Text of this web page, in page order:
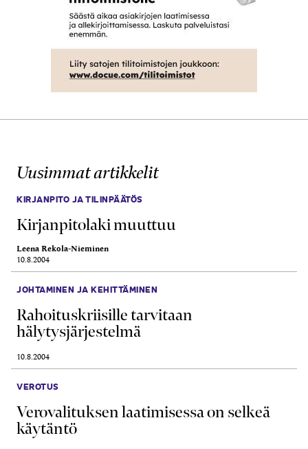
Uusimmat artikkelit
KIRJANPITO JA TILINPÄÄTÖS
Kirjanpitolaki muuttuu
Leena Rekola-Nieminen
10.8.2004
JOHTAMINEN JA KEHITTÄMINEN
Rahoituskriisille tarvitaan
hälytysjärjestelmä
10.8.2004
VEROTUS
Verovalituksen laatimisessa on selkeä
käytäntö